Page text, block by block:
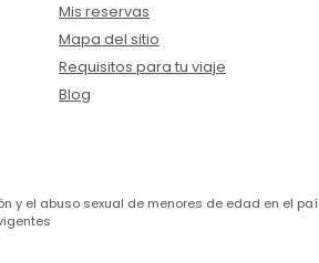
Mis reservas
Mapa del sitio
Requisitos para tu viaje
Blog
y el abuso sexual de menores de edad en el